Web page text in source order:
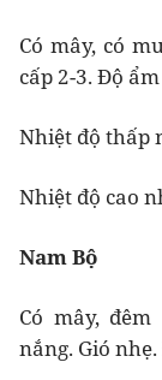
Có mây, có
cấp 2-3. Độ
Nhiệt độ thấp
Nhiệt độ cao
Nam Bộ
Có mây,
nắng. Gió